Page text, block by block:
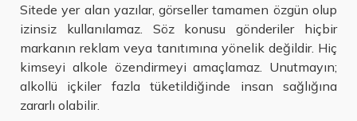
Sitede yer alan yazılar, görseller tamamen özgün olup
izinsiz kullanılamaz. Söz konusu gönderiler hiçbir
markanın reklam veya tanıtımına yönelik değildir. Hiç
kimseyi alkole özendirmeyi amaçlamaz. Unutmayın;
alkollü içkiler fazla tüketildiğinde insan sağlığına
zararlı olabilir.